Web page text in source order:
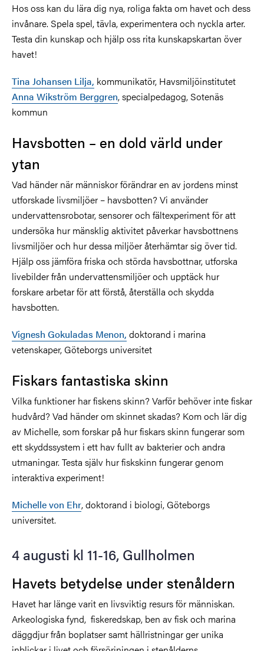
Hos oss kan du lära dig nya, roliga fakta om havet och dess
invånare. Spela spel, tävla, experimentera och nyckla arter.
Testa din kunskap och hjälp oss rita kunskapskartan över
havet!
Tina Johansen Lilja, kommunikatör, Havsmiljöinstitutet
Anna Wikström Berggren, specialpedagog, Sotenäs
kommun
Havsbotten – en dold värld under
ytan
Vad händer när människor förändrar en av jordens minst
utforskade livsmiljöer – havsbotten? Vi använder
undervattensrobotar, sensorer och fältexperiment för att
undersöka hur mänsklig aktivitet påverkar havsbottnens
livsmiljöer och hur dessa miljöer återhämtar sig över tid.
Hjälp oss jämföra friska och störda havsbottnar, utforska
livebilder från undervattensmiljöer och upptäck hur
forskare arbetar för att förstå, återställa och skydda
havsbotten.
Vignesh Gokuladas Menon, doktorand i marina
vetenskaper, Göteborgs universitet
Fiskars fantastiska skinn
Vilka funktioner har fiskens skinn? Varför behöver inte fiskar
hudvård? Vad händer om skinnet skadas? Kom och lär dig
av Michelle, som forskar på hur fiskars skinn fungerar som
ett skyddssystem i ett hav fullt av bakterier och andra
utmaningar. Testa själv hur fiskskinn fungerar genom
interaktiva experiment!
Michelle von Ehr, doktorand i biologi, Göteborgs
universitet.
4 augusti kl 11-16, Gullholmen
Havets betydelse under stenåldern
Havet har länge varit en livsviktig resurs för människan.
Arkeologiska fynd, fiskeredskap, ben av fisk och marina
däggdjur från boplatser samt hällristningar ger unika